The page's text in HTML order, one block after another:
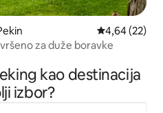
prosječna
4,64 (22)
za duže boravke
kao destinacija
izbor?